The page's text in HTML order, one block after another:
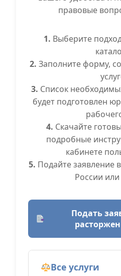
правовые
1. Выберите
2. Заполните форму,
3. Список
будет подготовлен
4. Скачайте
подробные
кабинете
5. Подайте заявление
России
Подать
Все услуги